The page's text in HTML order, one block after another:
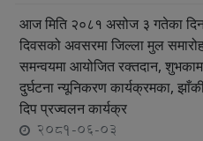
आज मिति २०८१ असोज ३ गतेका दिन
दिवसको अवसरमा जिल्ला मुल
समन्वयमा आयोजित रक्तदान,
दुर्घटना न्यूनिकरण कार्यक्रमका,
दिप प्रज्वलन कार्यक्र
2081-06-03